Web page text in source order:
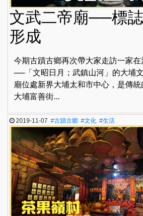
文武二帝廟──標
形成
今期古蹟古鄉再次帶大家走訪一家
──「文昭日月；武鎮山河」的大埔
廟位處新界大埔太和市中心，是傳
大埔富善街...
2019-11-07#古蹟古鄉 #文化 #生活